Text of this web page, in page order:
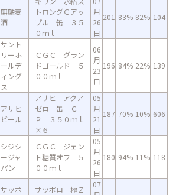
麒麟麦
酒
トロングＧアッ
プル 缶 ３５
０ｍｌ
月
26
日
201 83% 82% 104
サント
リーホ
ールデ
ィング
ス
ＣＧＣ グラン
ドゴールド ５
００ｍｌ
06
月
23
日
196 84% 22% 139
アサヒ
ビール
アサヒ アクア
ゼロ 缶 Ｃ
Ｐ ３５０ｍｌ
×６
05
月
21
日
187 70% 10% 606
シジシ
ージャ
パン
ＣＧＣ ジェン
ト糖質オフ ５
００ｍｌ
05
月
26
日
180 94% 11% 118
サッポ
サッポロ 極Ｚ
07